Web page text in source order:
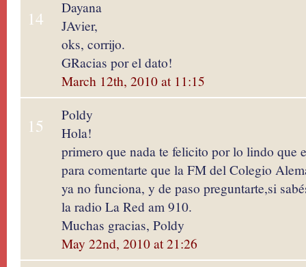
14
Dayana
JAvier,
oks, corrijo.
GRacias por el dato!
March 12th, 2010 at 11:15
15
Poldy
Hola!
primero que nada te felicito por lo lindo que
para comentarte que la FM del Colegio
ya no funciona, y de paso preguntarte,si
la radio La Red am 910.
Muchas gracias, Poldy
May 22nd, 2010 at 21:26